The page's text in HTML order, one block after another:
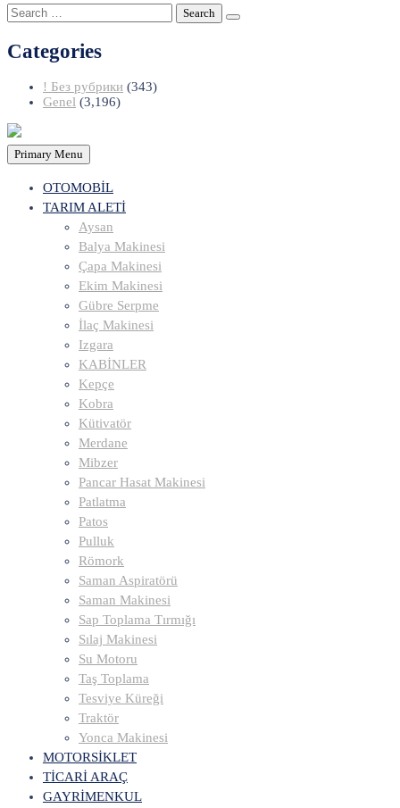
Search
for:
Categories
! Без рубрики (343)
Genel (3,196)
Primary Menu
OTOMOBİL
TARIM ALETİ
Aysan
Balya Makinesi
Çapa Makinesi
Ekim Makinesi
Gübre Serpme
İlaç Makinesi
Izgara
KABİNLER
Kepçe
Kobra
Kütivatör
Merdane
Mibzer
Pancar Hasat Makinesi
Patlatma
Patos
Pulluk
Römork
Saman Aspiratörü
Saman Makinesi
Sap Toplama Tırmığı
Sılaj Makinesi
Su Motoru
Taş Toplama
Tesviye Küreği
Traktör
Yonca Makinesi
MOTORSİKLET
TİCARİ ARAÇ
GAYRİMENKUL